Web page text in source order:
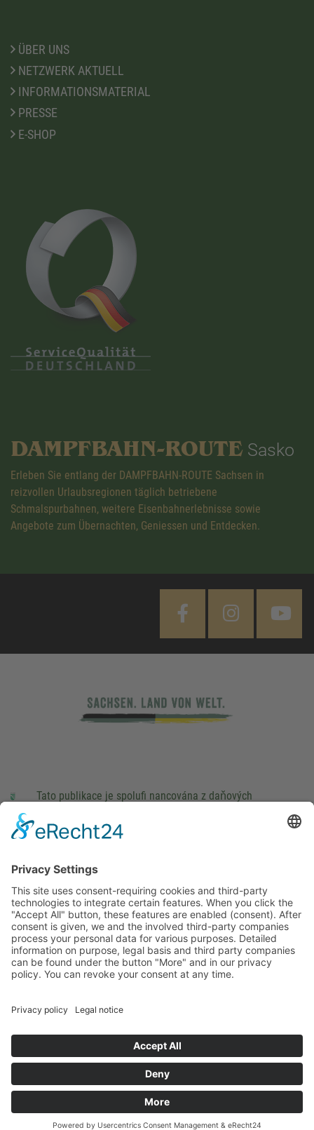
ÜBER UNS
NETZWERK AKTUELL
INFORMATIONSMATERIAL
PRESSE
E-SHOP
DAMPFBAHN-ROUTE Sasko
Erleben Sie entlang der DAMPFBAHN-ROUTE Sachsen in
reizvollen Urlaubsregionen täglich betriebene
Schmalspurbahnen, weitere Eisenbahnerlebnisse sowie
Angebote zum Übernachten, Geniessen und Entdecken.
Tato publikace je spolufi nancována z daňových
Saského Zemského sněmu.
This site uses consent-requiring cookies and third-party
technologies to integrate certain features. When you click the
"Accept All" button, these features are enabled (consent).
After consent is given, we and the involved third-party
companies process your personal data for various purposes.
companies can be found under the button "More" and in our
DENY ACCEPT MORE
Legal notice Privacy policy